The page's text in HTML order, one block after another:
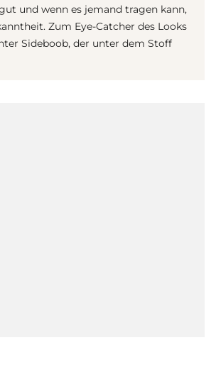
und wenn es jemand tragen kann,
Zum Eye-Catcher des Looks
Sideboob, der unter dem Stoff